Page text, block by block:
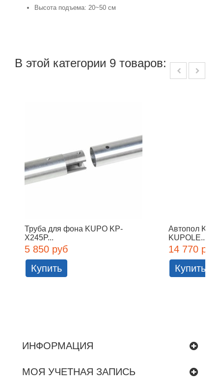
Высота подъема: 20~50 см
В этой категории 9 товаров:
Труба для фона KUPO KP-
X245P...
5 850 руб
Купить
Автопол
KUPOLE...
14 770 руб
Купить
ИНФОРМАЦИЯ
МОЯ УЧЕТНАЯ ЗАПИСЬ